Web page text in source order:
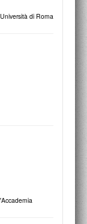
di Roma